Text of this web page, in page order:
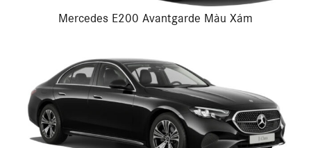
Mercedes E200 Avantgarde Màu Xám